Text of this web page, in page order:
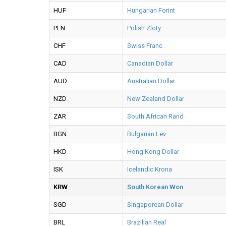
HUF Hungarian Forint
PLN Polish Zloty
CHF Swiss Franc
CAD Canadian Dollar
AUD Australian Dollar
NZD New Zealand Dollar
ZAR South African Rand
BGN Bulgarian Lev
HKD Hong Kong Dollar
ISK Icelandic Krona
KRW South Korean Won
SGD Singaporean Dollar
BRL Brazilian Real